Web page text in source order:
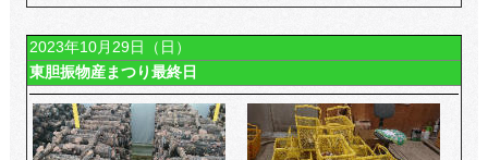
2023年10月29日（日）
東胆振物産まつり最終日